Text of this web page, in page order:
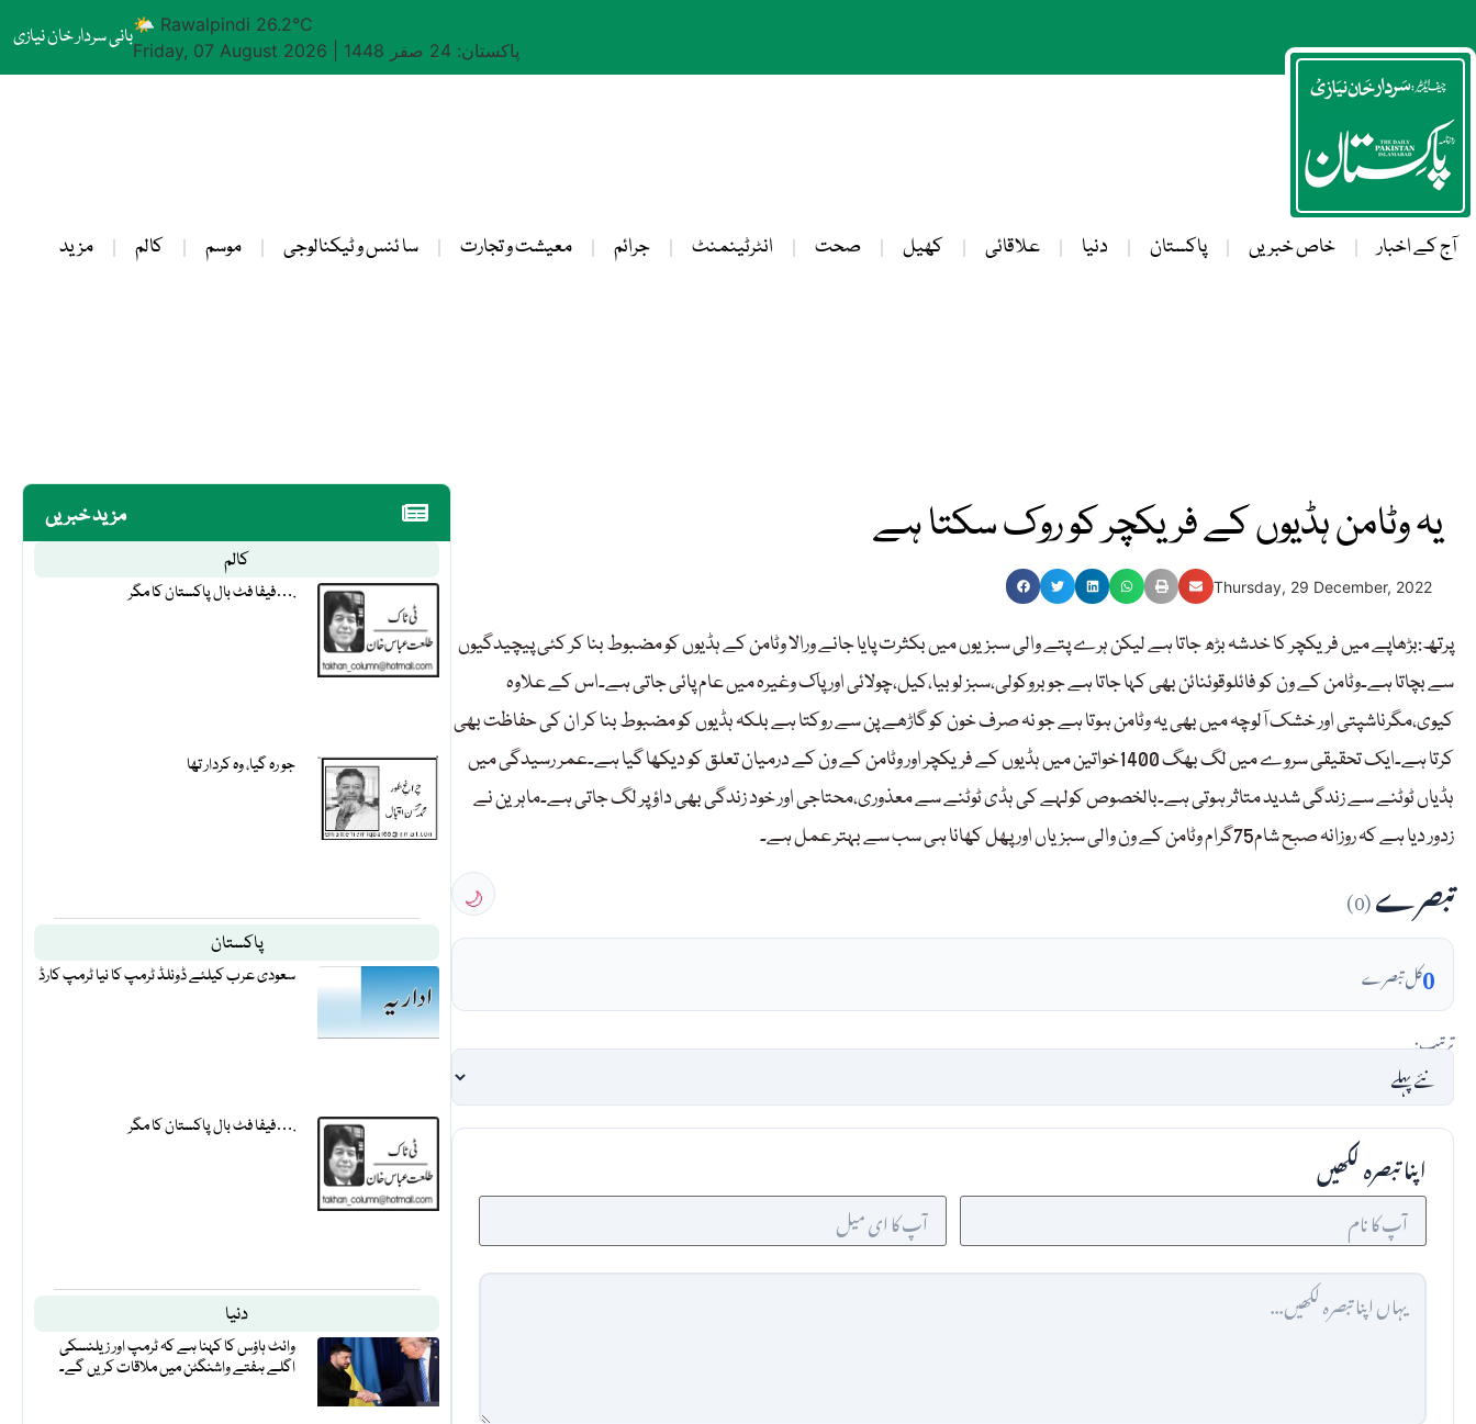
بانی سردار خان نیازی🌤 Rawalpindi 26.2°C
Friday, 07 August 2026
پاکستان: 24 صفر 1448
آج کے اخبار خاص خبریں پاکستان دنیا علاقائی کھیل صحت انٹرٹینمنٹ جرائم معیشت و تجارت سا ئنس و ٹیکنالوجی موسم کالم مزید
مزید خبریں
کالم
فیفا فٹ بال پاکستان کا مگر….
جو رہ گیا، وہ کردار تھا
پاکستان
سعودی عرب کیلئے ڈونلڈ ٹرمپ کا نیا ٹرمپ کارڈ
فیفا فٹ بال پاکستان کا مگر….
دنیا
وائٹ ہاؤس کا کہنا ہے کہ ٹرمپ اور زیلنسکی
اگلے ہفتے واشنگٹن میں ملاقات کریں گے۔
یہ وٹامن ہڈیوں کے فریکچر کو روک سکتا ہے
Thursday, 29 December, 2022
پرتھ:بڑھاپے میں فریکچر کا خدشہ بڑھ جاتا ہے لیکن ہرے پتے والی سبزیوں میں بکثرت پایا جانے ورالا وٹامن کے ہڈیوں کو مضبوط بنا کر کئی پیچیدگیوں
سے بچاتا ہے۔وٹامن کے ون کو فائلوقوئنائن بھی کہا جاتا ہے جو بروکولی،سبز لوبیا،کیل،چولائی اور پاک وغیرہ میں عام پائی جاتی ہے۔اس کے علاوہ
کیوی،مگرناشپتی اور خشک آلوچہ میں بھی یہ وٹامن ہوتا ہے جو نہ صرف خون کو گاڑھے پن سے روکتا ہے بلکہ ہڈیوں کو مضبوط بنا کر ان کی حفاظت بھی
کرتا ہے۔ایک تحقیقی سروے میں لگ بھگ 1400خواتین میں ہڈیوں کے فریکچر اور وٹامن کے ون کے درمیان تعلق کو دیکھا گیا ہے۔عمر رسیدگی میں
ہڈیاں ٹوٹنے سے زندگی شدید متاثر ہوتی ہے۔بالخصوص کولہے کی ہڈی ٹوٹنے سے معذوری،محتاجی اور خود زندگی بھی داؤ پر لگ جاتی ہے۔ماہرین نے
زدور دیا ہے کہ روزانہ صبح شام75گرام وٹامن کے ون والی سبزیاں اور پھل کھانا ہی سب سے بہتر عمل ہے۔
تبصرے(0)
🌙
0کل تبصرے
ترتیب:
اپنا تبصرہ لکھیں